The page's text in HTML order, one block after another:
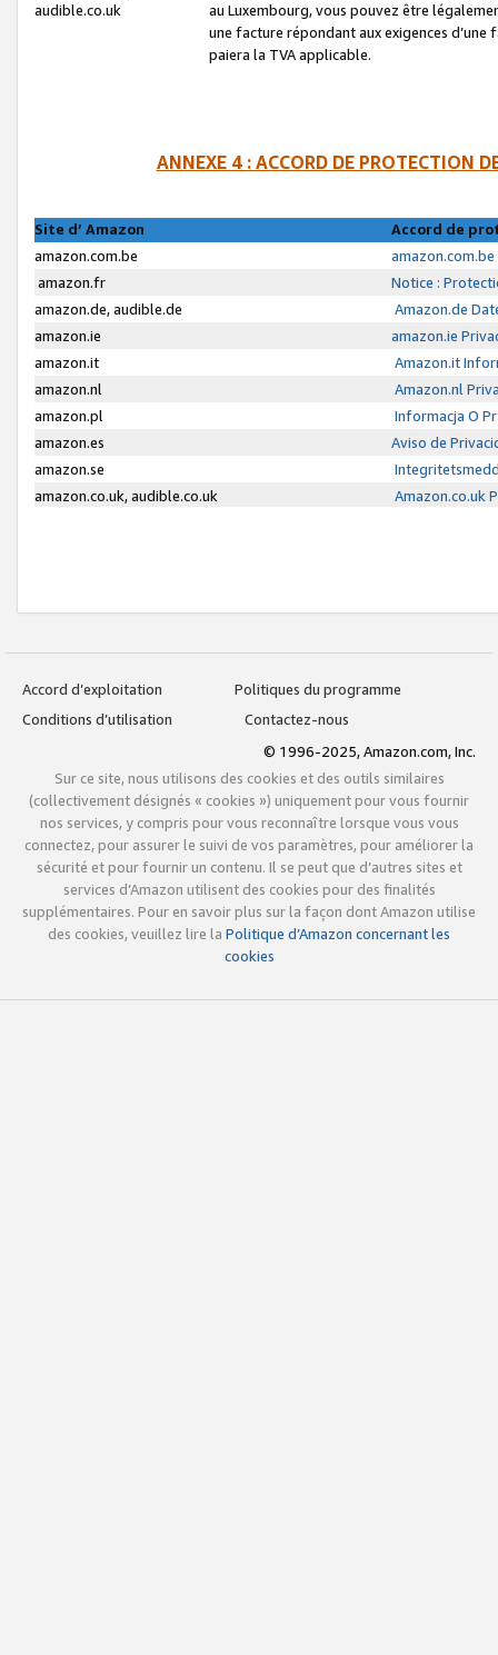
audible.co.uk
au Luxembourg, vous pouvez être
une facture répondant aux exigences
paiera la TVA applicable.
ANNEXE 4 : ACCORD DE PROTECTION
Site d’ Amazon
Accord de
amazon.com.be
amazon.fr
Notice :
amazon.de, audible.de
Amazon.de
amazon.ie
amazon.ie
amazon.it
Amazon.it
amazon.nl
Amazon.nl
amazon.pl
Informacja O
amazon.es
Aviso de
amazon.se
amazon.co.uk, audible.co.uk
Amazon.co.uk
Accord d’exploitation
Politiques du programme
Conditions d’utilisation
Contactez-nous
© 1996-2025, Amazon.com, Inc.
Sur ce site, nous utilisons des cookies et des outils similaires
(collectivement désignés « cookies ») uniquement pour vous fournir
nos services, y compris pour vous reconnaître lorsque vous vous
connectez, pour assurer le suivi de vos paramètres, pour améliorer la
sécurité et pour fournir un contenu. Il se peut que d’autres sites et
services d’Amazon utilisent des cookies pour des finalités
supplémentaires. Pour en savoir plus sur la façon dont Amazon utilise
des cookies, veuillez lire la Politique d’Amazon concernant les
cookies